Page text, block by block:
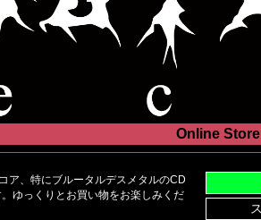
Online Store
ア、特にブルータルデスメタルのCD
ゆっくりとお買い物をお楽しみくだ